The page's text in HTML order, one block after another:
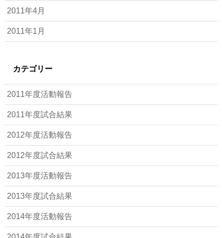
2011年4月
2011年1月
カテゴリー
2011年度活動報告
2011年度試合結果
2012年度活動報告
2012年度試合結果
2013年度活動報告
2013年度試合結果
2014年度活動報告